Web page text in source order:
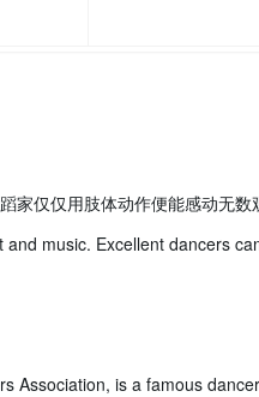
仅仅用肢体动作便能感动无数
music. Excellent dancers
Association, is a famous